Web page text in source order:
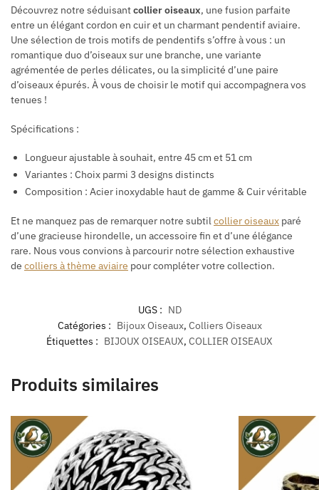
Découvrez notre séduisantcollier oiseaux, une fusion parfaite
entre un élégant cordon en cuir et un charmant pendentif aviaire.
Une sélection de trois motifs de pendentifs s’offre à vous : un
romantique duo d’oiseaux sur une branche, une variante
agrémentée de perles délicates, ou la simplicité d’une paire
d’oiseaux épurés. À vous de choisir le motif qui accompagnera vos
tenues !
Spécifications :
Longueur ajustable à souhait, entre 45 cm et 51 cm
Variantes : Choix parmi 3 designs distincts
Composition : Acier inoxydable haut de gamme & Cuir véritable
Et ne manquez pas de remarquer notre subtilcollier oiseaux paré
d’une gracieuse hirondelle, un accessoire fin et d’une élégance
rare. Nous vous convions à parcourir notre sélection exhaustive
de colliers à thème aviaire pour compléter votre collection.
UGS : ND
Catégories : Bijoux Oiseaux, Colliers Oiseaux
Étiquettes : BIJOUX OISEAUX, COLLIER OISEAUX
Produits similaires